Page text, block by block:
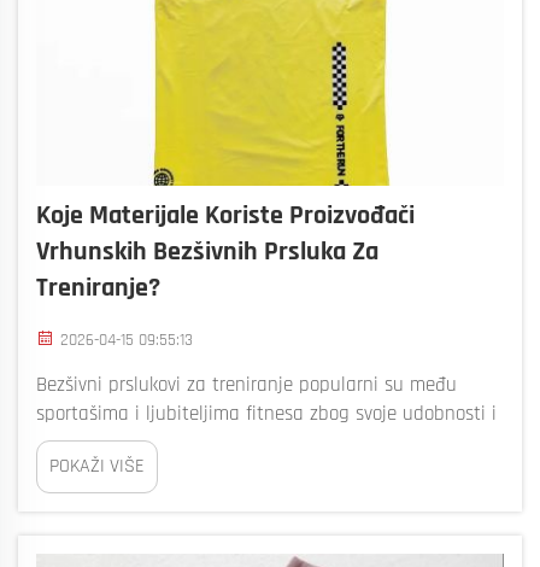
Koje Materijale Koriste Proizvođači
Vrhunskih Bezšivnih Prsluka Za
Treniranje?
2026-04-15 09:55:13
Bezšivni prslukovi za treniranje popularni su među
sportašima i ljubiteljima fitnesa zbog svoje udobnosti i
stila. U Bizarreu znamo što čini dobar prsluk za trening.
Prilikom izrade ovih prsluka, materijali koje koriste su
jako važni. Najbolji proizvođači se fokusiraju na visoko...
POKAŽI VIŠE